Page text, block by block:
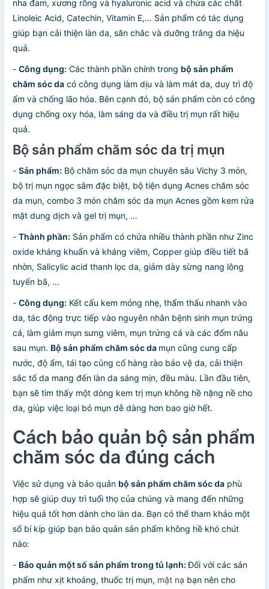
nha đam, xương rồng và hyaluronic acid và chứa các chất
Linoleic Acid, Catechin, Vitamin E,… Sản phẩm có tác dụng
giúp bạn cải thiện làn da, săn chắc và dưỡng trắng da hiệu
quả.
- Công dụng: Các thành phần chính trong bộ sản phẩm
chăm sóc da có công dụng làm dịu và làm mát da, duy trì độ
ẩm và chống lão hóa. Bên cạnh đó, bộ sản phẩm còn có công
dụng chống oxy hóa, làm sáng da và điều trị mụn rất hiệu
quả.
Bộ sản phẩm chăm sóc da trị mụn
- Sản phẩm: Bộ chăm sóc da mụn chuyên sâu Vichy 3 món,
bộ trị mụn ngọc sâm đặc biệt, bộ tiện dụng Acnes chăm sóc
da mụn, combo 3 món chăm sóc da mụn Acnes gồm kem rửa
mặt dung dịch và gel trị mụn, …
- Thành phần: Sản phẩm có chứa nhiều thành phần như Zinc
oxide kháng khuẩn và kháng viêm, Copper giúp điều tiết bã
nhờn, Salicylic acid thanh lọc da, giảm dày sừng nang lông
tuyến bã, …
- Công dụng: Kết cấu kem mỏng nhẹ, thẩm thấu nhanh vào
da, tác động trực tiếp vào nguyên nhân bệnh sinh mụn trứng
cá, làm giảm mụn sưng viêm, mụn trứng cá và các đốm nâu
sau mụn. Bộ sản phẩm chăm sóc da mụn cũng cung cấp
nước, độ ẩm, tái tạo củng cố hàng rào bảo vệ da, cải thiện
sắc tố da mang đến làn da sáng mịn, đều màu. Lần đầu tiên,
bạn sẽ tìm thấy một dòng kem trị mụn không hề nặng nề cho
da, giúp việc loại bỏ mụn dễ dàng hơn bao giờ hết.
Cách bảo quản bộ sản phẩm
chăm sóc da đúng cách
Việc sử dụng và bảo quản bộ sản phẩm chăm sóc da phù
hợp sẽ giúp duy trì tuổi thọ của chúng và mang đến những
hiệu quả tốt hơn dành cho làn da. Bạn có thể tham khảo một
số bí kíp giúp bạn bảo quản sản phẩm không hề khó chút
nào:
- Bảo quản một số sản phẩm trong tủ lạnh:Đối với các sản
phẩm như xịt khoáng, thuốc trị mụn, mặt nạ bạn nên cho